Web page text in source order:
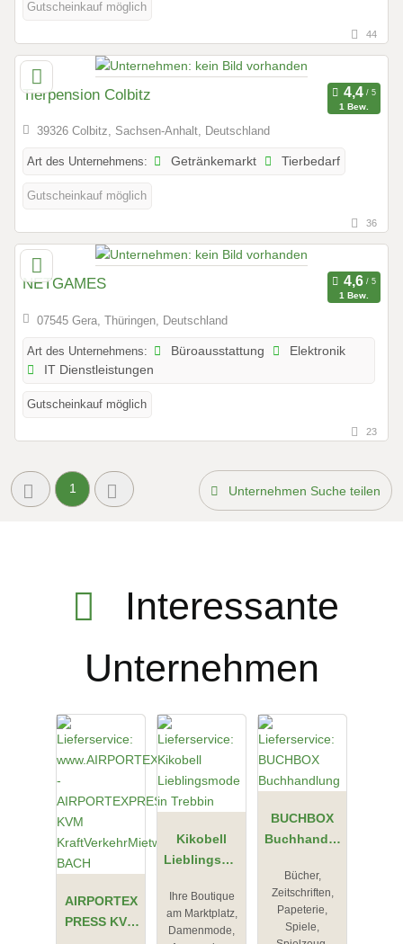
Gutscheinkauf möglich
44
Tierpension Colbitz
1 Bew.
39326 Colbitz, Sachsen-Anhalt, Deutschland
Art des Unternehmens: Getränkemarkt Tierbedarf
Gutscheinkauf möglich
36
NETGAMES
1 Bew.
07545 Gera, Thüringen, Deutschland
Art des Unternehmens: Büroausstattung
Elektronik
IT Dienstleistungen
Gutscheinkauf möglich
23
1 Unternehmen Suche teilen
Interessante
Unternehmen
AIRPORTEX
PRESS KVM
Kikobell
Lieblingsmo
Trebbin
Ihre Boutique
am Marktplatz,
Damenmode,
BUCHBOX
Buchhandlu
Bücher,
Zeitschriften,
Papeterie,
Spiele,